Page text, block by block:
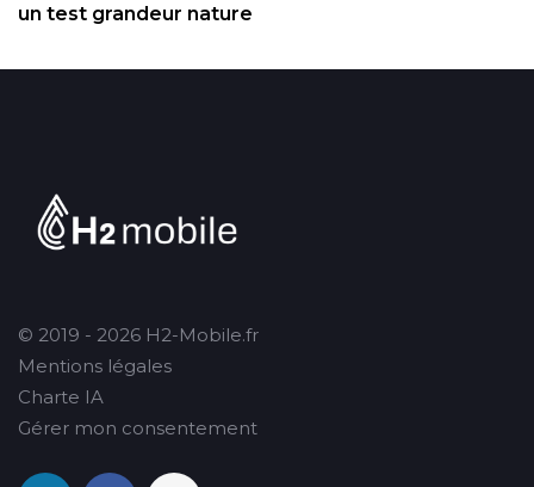
un test grandeur nature
© 2019 - 2026 H2-Mobile.fr
Mentions légales
Charte IA
Gérer mon consentement